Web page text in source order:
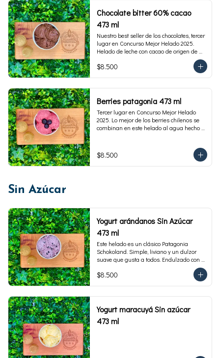
Chocolate bitter 60% cacao
473 ml
Nuestro best seller de los chocolates, tercer
lugar en Concurso Mejor Helado 2025.
Helado de leche con cacao de origen de
intensidad al 60%. Envase familiar 473 ml,
rinde 4  porciones.
$8.500
Berries patagonia 473 ml
Tercer lugar en Concurso Mejor Helado
2025. Lo mejor de los berries chilenos se
combinan en este helado al agua hecho
473 ml. Rinde 4 porciones.
$8.500
Sin Azúcar
Yogurt arándanos Sin Azúcar
473 ml
Este helado es un clásico Patagonia
Schokoland. Simple, liviano y un dulzor
suave que gusta a todos. Endulzado con
fructosa.Envase familiar 473 ml. Rinde 4
porciones.
$8.500
Yogurt maracuyá Sin azúcar
473 ml